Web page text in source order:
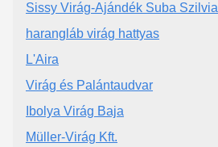
Sissy Virág-Ajándék Suba Szilvia
harangláb virág hattyas
L'Aira
Virág és Palántaudvar
Ibolya Virág Baja
Müller-Virág Kft.